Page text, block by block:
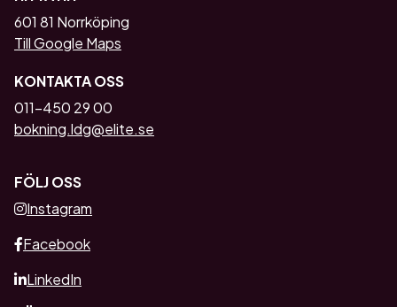
601 81 Norrköping
Till Google Maps
KONTAKTA OSS
011-450 29 00
bokning.ldg@elite.se
FÖLJ OSS
Instagram
Facebook
LinkedIn